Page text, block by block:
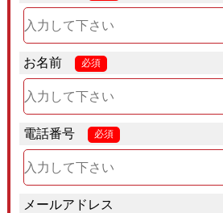
お名前 必須
電話番号 必須
メールアドレス